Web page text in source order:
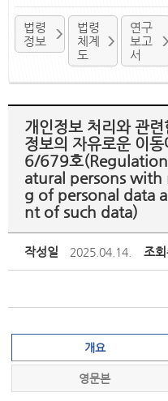
법령
정보
법령
체계
도
연구
보고
서
개인정보 처리와 관
정보의 자유로운 이
6/679호
atural persons with
g of personal data
nt of such data)
작성일 2025.04.14. 조
개요
영문본